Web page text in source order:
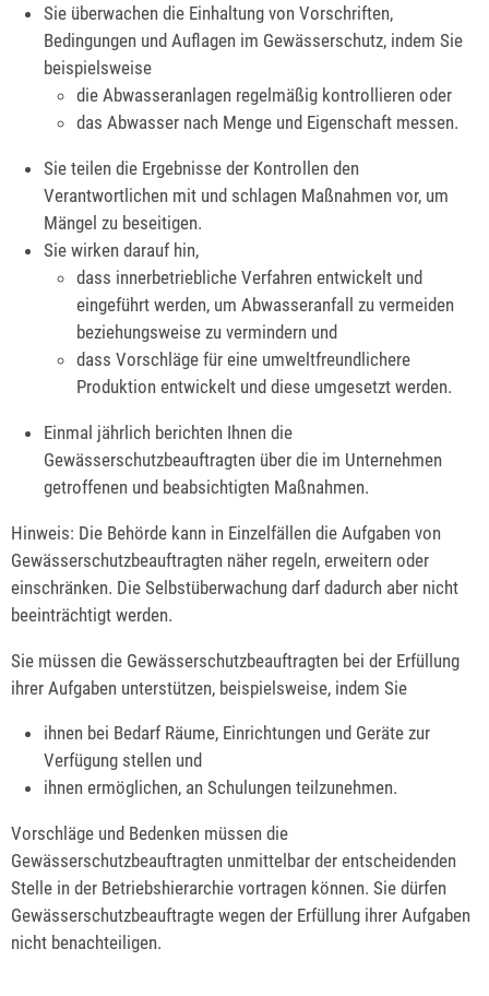
Sie überwachen die Einhaltung von Vorschriften,
Bedingungen und Auflagen im Gewässerschutz, indem Sie
beispielsweise
die Abwasseranlagen regelmäßig kontrollieren oder
das Abwasser nach Menge und Eigenschaft messen.
Sie teilen die Ergebnisse der Kontrollen den
Verantwortlichen mit und schlagen Maßnahmen vor, um
Mängel zu beseitigen.
Sie wirken darauf hin,
dass innerbetriebliche Verfahren entwickelt und
eingeführt werden, um Abwasseranfall zu vermeiden
beziehungsweise zu vermindern und
dass Vorschläge für eine umweltfreundlichere
Produktion entwickelt und diese umgesetzt werden.
Einmal jährlich berichten Ihnen die
Gewässerschutzbeauftragten über die im Unternehmen
getroffenen und beabsichtigten Maßnahmen.
Hinweis: Die Behörde kann in Einzelfällen die Aufgaben von
Gewässerschutzbeauftragten näher regeln, erweitern oder
einschränken. Die Selbstüberwachung darf dadurch aber nicht
beeinträchtigt werden.
Sie müssen die Gewässerschutzbeauftragten bei der Erfüllung
ihrer Aufgaben unterstützen, beispielsweise, indem Sie
ihnen bei Bedarf Räume, Einrichtungen und Geräte zur
Verfügung stellen und
ihnen ermöglichen, an Schulungen teilzunehmen.
Vorschläge und Bedenken müssen die
Gewässerschutzbeauftragten unmittelbar der entscheidenden
Stelle in der Betriebshierarchie vortragen können. Sie dürfen
Gewässerschutzbeauftragte wegen der Erfüllung ihrer Aufgaben
nicht benachteiligen.